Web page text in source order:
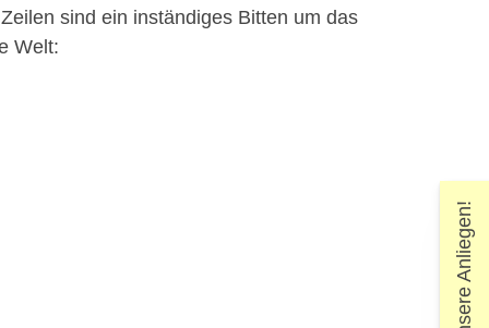
sind ein inständiges Bitten um das
Welt: